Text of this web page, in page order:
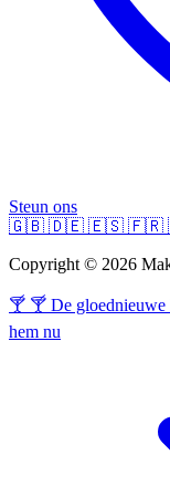
Steun ons
🇬🇧 🇩🇪 🇪🇸 🇫🇷
Copyright © 2026
🍸 🍸 De
hem nu